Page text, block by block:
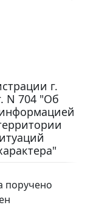
г.
N 704 "Об
поручено